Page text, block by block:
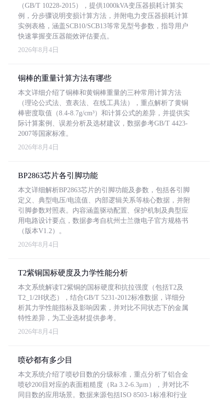
（GB/T 10228-2015），提供1000kVA变压器损耗计算实
例，分步骤说明变损计算方法，并附电力变压器损耗计算
实例表格，涵盖SCB10/SCB13等常见型号参数，指导用户
快速掌握变压器能效评估要点。
2026年8月4日
铜棒的重量计算方法有哪些
本文详细介绍了铜棒和黄铜棒重量的三种常用计算方法
（理论公式法、查表法、在线工具法），重点解析了黄铜
棒密度取值（8.4-8.7g/cm³）和计算公式的差异，并提供实
际计算案例、误差分析及选材建议，数据参考GB/T 4423-
2007等国家标准。
2026年8月4日
BP2863芯片各引脚功能
本文详细解析BP2863芯片的引脚功能及参数，包括各引脚
定义、典型电压/电流值、内部逻辑关系等核心数据，并附
引脚参数对照表。内容涵盖驱动配置、保护机制及典型应
用电路设计要点，数据参考自杭州士兰微电子官方规格书
（版本V1.2）。
2026年8月4日
T2紫铜国标硬度及力学性能分析
本文系统解读T2紫铜的国标硬度和抗拉强度（包括T2及
T2_1/2H状态），结合GB/T 5231-2012标准数据，详细分
析其力学性能指标及影响因素，并对比不同状态下的金属
特性差异，为工业选材提供参考。
2026年8月4日
喷砂都有多少目
本文系统介绍了喷砂目数的分级标准，重点分析了铝合金
喷砂200目对应的表面粗糙度（Ra 3.2-6.3μm），并对比不
同目数的应用场景。数据来源包括ISO 8503-1标准和行业